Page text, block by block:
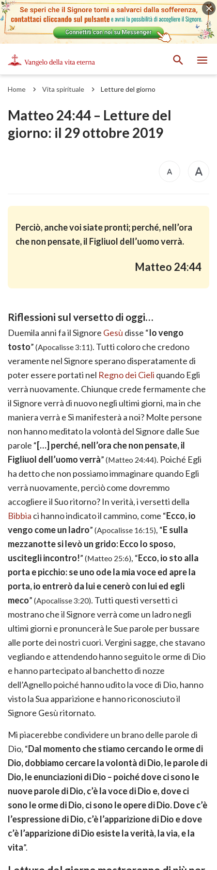
Home Vita spirituale Letture del giorno
Matteo 24:44 – Letture del
giorno: il 29 ottobre 2019
Perciò, anche voi siate pronti; perché, nell’ora
che non pensate, il Figliuol dell’uomo verrà.
Matteo 24:44
Riflessioni sul versetto di oggi…
Duemila anni fa il Signore Gesù disse “Io vengo
tosto” (Apocalisse 3:11). Tutti coloro che credono
veramente nel Signore sperano disperatamente di
poter essere portati nel Regno dei Cieli quando Egli
verrà nuovamente. Chiunque crede fermamente che
il Signore verrà di nuovo negli ultimi giorni, ma in che
maniera verrà e Si manifesterà a noi? Molte persone
non hanno meditato la volontà del Signore dalle Sue
parole “[…] perché, nell’ora che non pensate, il
Figliuol dell’uomo verrà” (Matteo 24:44). Poiché Egli
ha detto che non possiamo immaginare quando Egli
verrà nuovamente, perciò come dovremmo
accogliere il Suo ritorno? In verità, i versetti della
Bibbia ci hanno indicato il cammino, come “Ecco, io
vengo come un ladro” (Apocalisse 16:15), “E sulla
mezzanotte si levò un grido: Ecco lo sposo,
uscitegli incontro!” (Matteo 25:6), “Ecco, io sto alla
porta e picchio: se uno ode la mia voce ed apre la
porta, io entrerò da lui e cenerò con lui ed egli
meco” (Apocalisse 3:20). Tutti questi versetti ci
mostrano che il Signore verrà come un ladro negli
ultimi giorni e pronuncerà le Sue parole per bussare
alle porte dei nostri cuori. Vergini sagge, che stavano
vegliando e attendendo hanno seguito le orme di Dio
e hanno partecipato al banchetto di nozze
dell’Agnello poiché hanno udito la voce di Dio, hanno
visto la Sua apparizione e hanno riconosciuto il
Signore Gesù ritornato.
Mi piacerebbe condividere un brano delle parole di
Dio, “Dal momento che stiamo cercando le orme di
Dio, dobbiamo cercare la volontà di Dio, le parole di
Dio, le enunciazioni di Dio – poiché dove ci sono le
nuove parole di Dio, c’è la voce di Dio e, dove ci
sono le orme di Dio, ci sono le opere di Dio. Dove c’è
l’espressione di Dio, c’è l’apparizione di Dio e dove
c’è l’apparizione di Dio esiste la verità, la via, e la
vita”.